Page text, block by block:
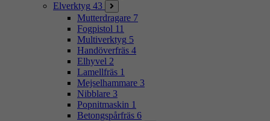
Elverktyg 43
Mutterdragare 7
Fogpistol 11
Multiverktyg 5
Handöverfräs 4
Elhyvel 2
Lamellfräs 1
Mejselhammare 3
Nibblare 3
Popnitmaskin 1
Betongspårfräs 6